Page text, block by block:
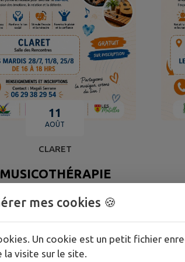
11
AOÛT
CLARET
MUSICOTHÉRAPIE
mes cookies 🍪
Un cookie est un petit fichier
visite sur le site.